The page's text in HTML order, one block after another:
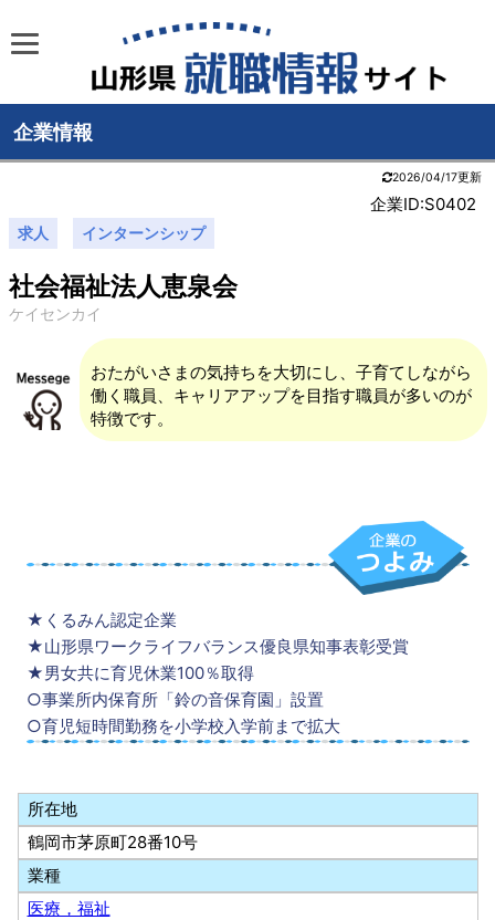
企業情報
2026/04/17更新
企業ID:S0402
求人 インターンシップ
社会福祉法人恵泉会
ケイセンカイ
おたがいさまの気持ちを大切にし、子育てしながら
働く職員、キャリアアップを目指す職員が多いのが
特徴です。
★くるみん認定企業
★山形県ワークライフバランス優良県知事表彰受賞
★男女共に育児休業100％取得
○事業所内保育所「鈴の音保育園」設置
○育児短時間勤務を小学校入学前まで拡大
所在地
鶴岡市茅原町28番10号
業種
医療，福祉